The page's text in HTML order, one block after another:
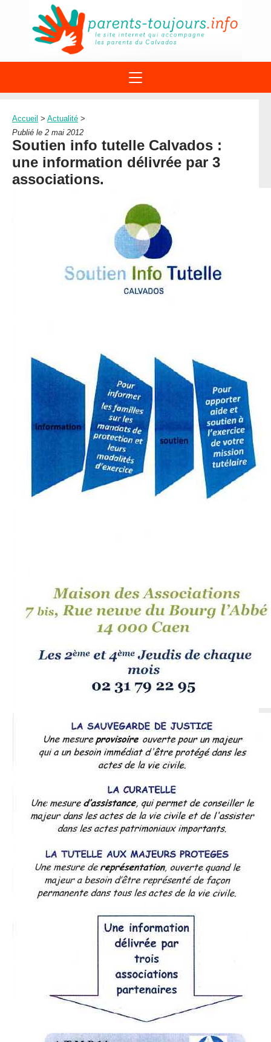
À PROPOS DU REAAP
1ÈRE VISITE
DISPOSITIFS PARENTALITÉ
SITES INTERNET
NUMÉROS VERTS
LETTRES D’INFO
MENTIONS LÉGALES
CONTACT
STRUCTURES
DOCUMENTS
FORMATIONS
Accueil > Actualité >
Publié le 2 mai 2012
Soutien info tutelle Calvados :
une information délivrée par 3
associations.